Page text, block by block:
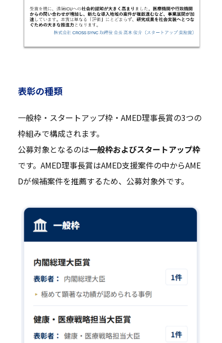
表彰の種類
一般枠・スタートアップ枠・AMED理事長賞の3つの
枠組みで構成されます。
公募対象となるのは一般枠およびスタートアップ枠
です。AMED理事長賞はAMED支援案件の中からAME
Dが候補案件を推薦するため、公募対象外です。